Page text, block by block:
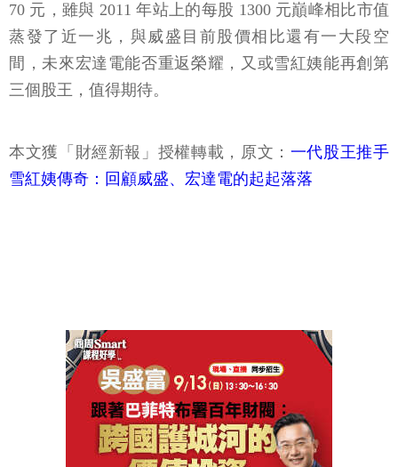
70 元，雖與 2011 年站上的每股 1300 元巔峰相比市值
蒸發了近一兆，與威盛目前股價相比還有一大段空
間，未來宏達電能否重返榮耀，又或雪紅姨能再創第
三個股王，值得期待。
本文獲「財經新報」授權轉載，原文： 一代股王推手
雪紅姨傳奇：回顧威盛、宏達電的起起落落